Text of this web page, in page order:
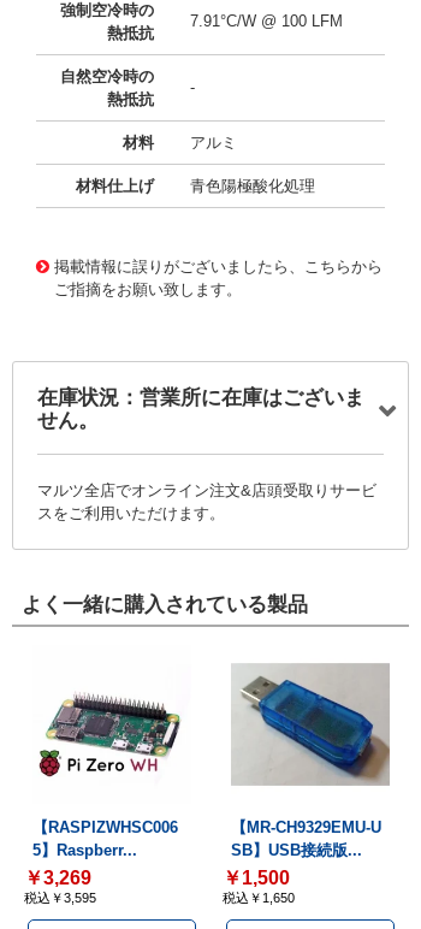
強制空冷時の
熱抵抗
7.91°C/W @ 100 LFM
自然空冷時の
熱抵抗
-
材料 アルミ
材料仕上げ 青色陽極酸化処理
掲載情報に誤りがございましたら、こちらから
ご指摘をお願い致します。
在庫状況：営業所に在庫はございま
せん。
マルツ全店でオンライン注文&店頭受取りサービ
スをご利用いただけます。
よく一緒に購入されている製品
【RASPIZWHSC006
5】Raspberr...
￥3,269
税込￥3,595
【MR-CH9329EMU-U
SB】USB接続版...
￥1,500
税込￥1,650